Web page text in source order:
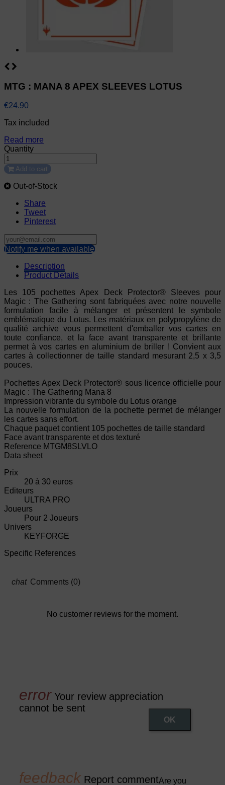
MTG : MANA 8 APEX SLEEVES LOTUS
€24.90
Tax included
Read more
Quantity
Add to cart
Out-of-Stock
Share
Tweet
Pinterest
Notify me when available
Description
Product Details
Les 105 pochettes Apex Deck Protector® Sleeves pour
Magic : The Gathering sont fabriquées avec notre nouvelle
formulation facile à mélanger et présentent le symbole
emblématique du Lotus. Les matériaux en polypropylène de
qualité archive vous permettent d'emballer vos cartes en
toute confiance, et la face avant transparente et brillante
permet à vos cartes en aluminium de briller ! Convient aux
cartes à collectionner de taille standard mesurant 2,5 x 3,5
pouces.
Pochettes Apex Deck Protector® sous licence officielle pour
Magic : The Gathering Mana 8
Impression vibrante du symbole du Lotus orange
La nouvelle formulation de la pochette permet de mélanger
les cartes sans effort.
Chaque paquet contient 105 pochettes de taille standard
Face avant transparente et dos texturé
Reference MTGM8SLVLO
Data sheet
Prix
20 à 30 euros
Editeurs
ULTRA PRO
Joueurs
Pour 2 Joueurs
Univers
KEYFORGE
Specific References
Comments (0)
No customer reviews for the moment.
Your review appreciation
cannot be sent
OK
Report commentAre you